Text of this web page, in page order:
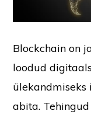
Blockchain on
loodud
ülekandmiseks
abita.